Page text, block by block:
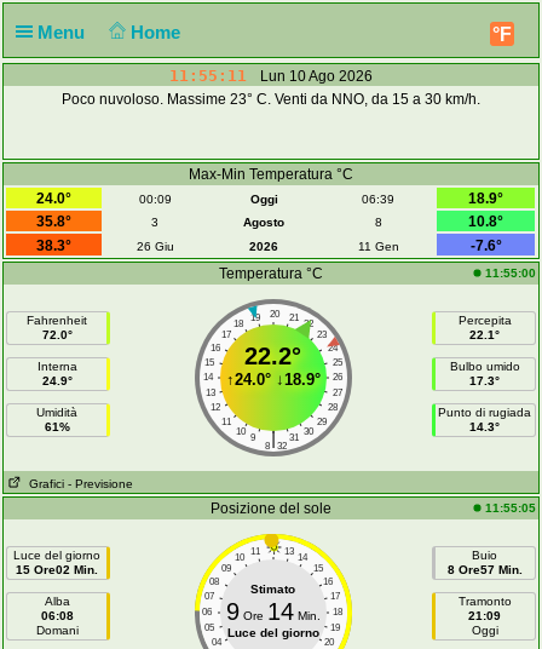
Menu Home °F
11:55:11
Lun 10 Ago 2026
Poco nuvoloso. Massime 23° C. Venti da NNO, da 15 a 30 km/h.
Max-Min Temperatura °C
24.0°
00:09 Oggi 06:39
18.9°
35.8°
3 Agosto 8
10.8°
38.3°
26 Giu 2026 11 Gen
-7.6°
Temperatura °C
11:55:00
Fahrenheit
72.0°
Interna
24.9°
Umidità
61%
20
19 21
18
22
17
23
16
24
15
25
14
26
13
27
12
28
11
29
10
30
9 31
|
8 32
22.2°
↑24.0°↓18.9°
Percepita
22.1°
Bulbo umido
17.3°
Punto di rugiada
14.3°
Grafici - Previsione
Posizione del sole 11:55:05
Luce del giorno
15 Ore02 Min.
Alba
06:08
Domani
11 13
10
14
09
15
08
16
07
17
06
18
05
19
04
20
Stimato
9Ore 14Min.
Luce del giorno
Buio
8 Ore57 Min.
Tramonto
21:09
Oggi